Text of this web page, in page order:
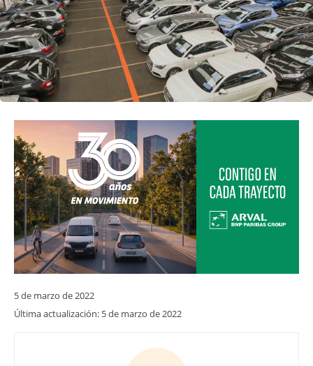
5 de marzo de 2022
Última actualización: 5 de marzo de 2022